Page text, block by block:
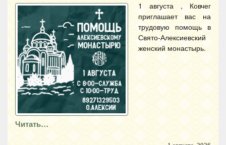
1 августа , Ковчег
приглашает вас на
трудовую помощь в
Свято-Алексиевский
женский монастырь.
Читать…